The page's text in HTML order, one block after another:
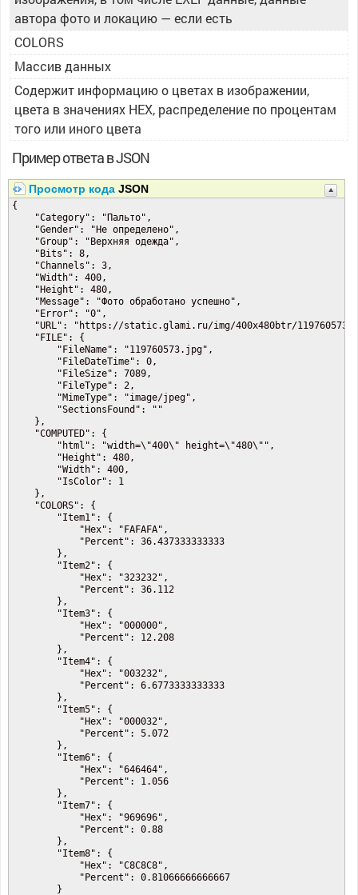
автора фото и локацию — если есть
COLORS
Массив данных
Содержит информацию о цветах в изображении,
цвета в значениях HEX, распределение по процентам
того или иного цвета
Пример ответа в JSON
Просмотр кодаJSON
{
    "Category": "Пальто",
    "Gender": "Не определено",
    "Group": "Верхняя одежда",
    "Bits": 8,
    "Channels": 3,
    "Width": 400,
    "Height": 480,
    "Message": "Фото обработано успешно",
    "Error": "0",
"URL": "https://static.glami.ru/img/400x480btr/
    "FILE": {
        "FileName": "119760573.jpg",
        "FileDateTime": 0,
        "FileSize": 7089,
        "FileType": 2,
        "MimeType": "image/jpeg",
        "SectionsFound": ""
    },
    "COMPUTED": {
        "html": "width=\"400\" height=\"480\"",
        "Height": 480,
        "Width": 400,
        "IsColor": 1
    },
    "COLORS": {
        "Item1": {
            "Hex": "FAFAFA",
            "Percent": 36.437333333333
        },
        "Item2": {
            "Hex": "323232",
            "Percent": 36.112
        },
        "Item3": {
            "Hex": "000000",
            "Percent": 12.208
        },
        "Item4": {
            "Hex": "003232",
            "Percent": 6.6773333333333
        },
        "Item5": {
            "Hex": "000032",
            "Percent": 5.072
        },
        "Item6": {
            "Hex": "646464",
            "Percent": 1.056
        },
        "Item7": {
            "Hex": "969696",
            "Percent": 0.88
        },
        "Item8": {
            "Hex": "C8C8C8",
            "Percent": 0.81066666666667
        }